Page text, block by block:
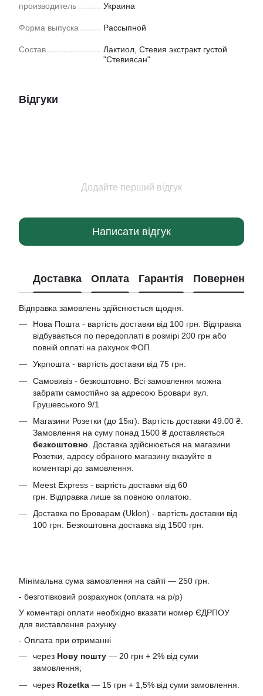
производитель
Украина
Форма выпуска Рассыпной
Состав
Лактиол, Стевия экстракт густой
"Стевиясан"
Відгуки
Додайте перший відгук
Написати відгук
Доставка Оплата Гарантія Повернення
Відправка замовлень здійснюється щодня.
Нова Пошта - вартість доставки від 100 грн. Відправка
відбувається по передоплаті в розмірі 200 грн або
повній оплаті на рахунок ФОП.
Укрпошта - вартість доставки від 75 грн.
Самовивіз - безкоштовно. Всі замовлення можна
забрати самостійно за адресою Бровари вул.
Грушевського 9/1
Магазини Розетки (до 15кг). Вартість доставки 49.00 ₴.
Замовлення на суму понад 1500 ₴ доставляється
безкоштовно . Доставка здійснюється на магазини
Розетки, адресу обраного магазину вказуйте в
коментарі до замовлення.
Meest Express - вартість доставки від 60
грн. Відправка лише за повною оплатою.
Доставка по Броварам (Uklon) - вартість доставки від
100 грн. Безкоштовна доставка від 1500 грн.
Мінімальна сума замовлення на сайті — 250 грн.
- безготівковий розрахунок (оплата на р/р)
У коментарі оплати необхідно вказати номер ЄДРПОУ
для виставлення рахунку
- Оплата при отриманні
через Нову пошту — 20 грн + 2% від суми
замовлення;
через Rozetka — 15 грн + 1,5% від суми замовлення.